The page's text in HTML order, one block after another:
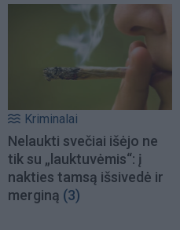
Kriminalai
Nelaukti svečiai išėjo ne
tik su „lauktuvėmis“: į
nakties tamsą išsivedė ir
merginą (3)